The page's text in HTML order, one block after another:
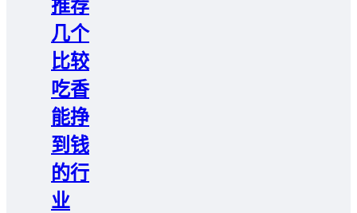
推荐
几个
比较
吃香
能挣
到钱
的行
业